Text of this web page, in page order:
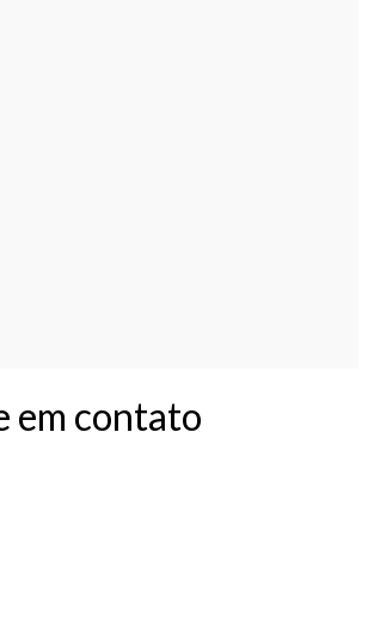
em contato